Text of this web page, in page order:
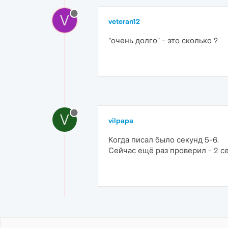
V veteran12
"очень долго" - это сколько ?
V vilpapa
Когда писал было секунд 5-6.
Сейчас ещё раз проверил - 2